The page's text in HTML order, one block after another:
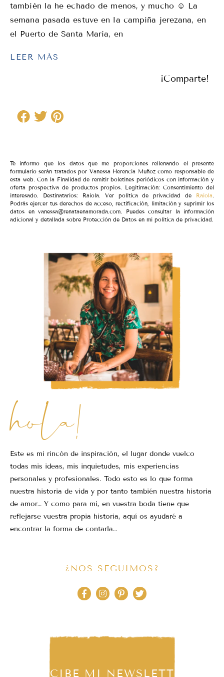
también la he echado de menos, y mucho ☺ La
semana pasada estuve en la campiña jerezana, en
el Puerto de Santa María, en
LEER MÁS
¡Comparte!
Te informo que los datos que me proporciones rellenando el presente
formulario serán tratados por Vanessa Herencia Muñoz como responsable de
esta web. Con la Finalidad de remitir boletines periódicos con información y
oferta prospectiva de productos propios. Legitimación: Consentimiento del
interesado. Destinatarios: Raiola. Ver política de privacidad de Raiola.
Podrás ejercer tus derechos de acceso, rectificación, limitación y suprimir los
datos en vanessa@renataenamorada.com. Puedes consultar la información
adicional y detallada sobre Protección de Datos en mi política de privacidad.
hola!
Este es mi rincón de inspiración, el lugar donde vuelco
todas mis ideas, mis inquietudes, mis experiencias
personales y profesionales. Todo esto es lo que forma
nuestra historia de vida y por tanto también nuestra historia
de amor… Y como para mi, en vuestra boda tiene que
reflejarse vuestra propia historia, aquí os ayudaré a
encontrar la forma de contarla…
¿NOS SEGUIMOS?
RECIBE MI NEWSLETTER